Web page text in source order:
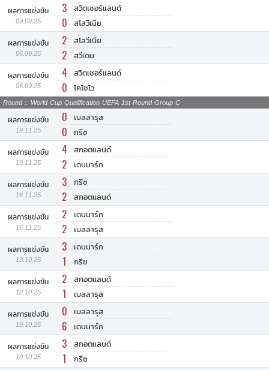
ผลการแข่งขัน
09.09.25
3 สวิตเซอร์แลนด์
0 สโลวีเนีย
ผลการแข่งขัน
06.09.25
2 สโลวีเนีย
2 สวีเดน
ผลการแข่งขัน
06.09.25
4 สวิตเซอร์แลนด์
0 โคโซโว
Round :: World Cup Qualification UEFA 1st Round Group C
ผลการแข่งขัน
19.11.25
0 เบลลารุส
0 กรีซ
ผลการแข่งขัน
19.11.25
4 สกอตแลนด์
2 เดนมาร์ก
ผลการแข่งขัน
16.11.25
3 กรีซ
2 สกอตแลนด์
ผลการแข่งขัน
16.11.25
2 เดนมาร์ก
2 เบลลารุส
ผลการแข่งขัน
13.10.25
3 เดนมาร์ก
1 กรีซ
ผลการแข่งขัน
12.10.25
2 สกอตแลนด์
1 เบลลารุส
ผลการแข่งขัน
10.10.25
0 เบลลารุส
6 เดนมาร์ก
ผลการแข่งขัน
10.10.25
3 สกอตแลนด์
1 กรีซ